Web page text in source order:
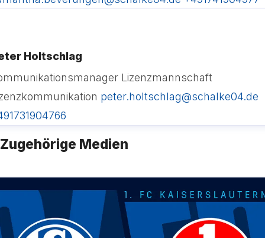
Holtschlag
Lizenzmannschaft
peter.holtschlag@schalke04.de
Zugehörige Medien